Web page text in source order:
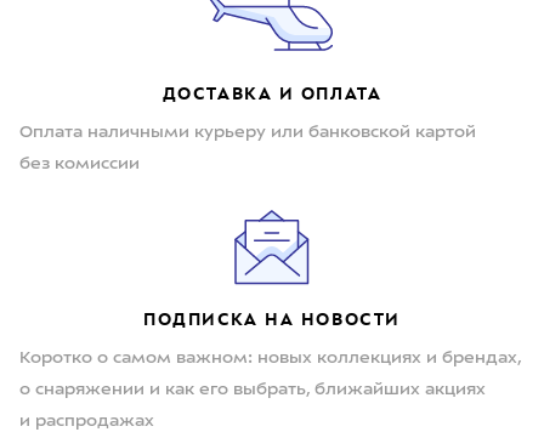
ДОСТАВКА И ОПЛАТА
Оплата наличными курьеру или банковской картой
без комиссии
ПОДПИСКА НА НОВОСТИ
Коротко о самом важном: новых коллекциях и брендах,
о снаряжении и как его выбрать, ближайших акциях
и распродажах